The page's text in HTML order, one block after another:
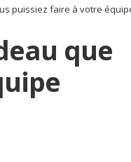
puissiez faire à votre
que